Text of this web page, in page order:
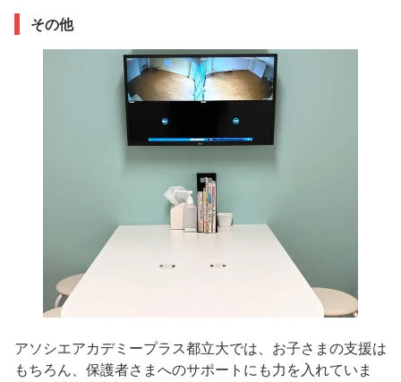
その他
アソシエアカデミープラス都立大では、お子さまの支援は
もちろん、保護者さまへのサポートにも力を入れていま